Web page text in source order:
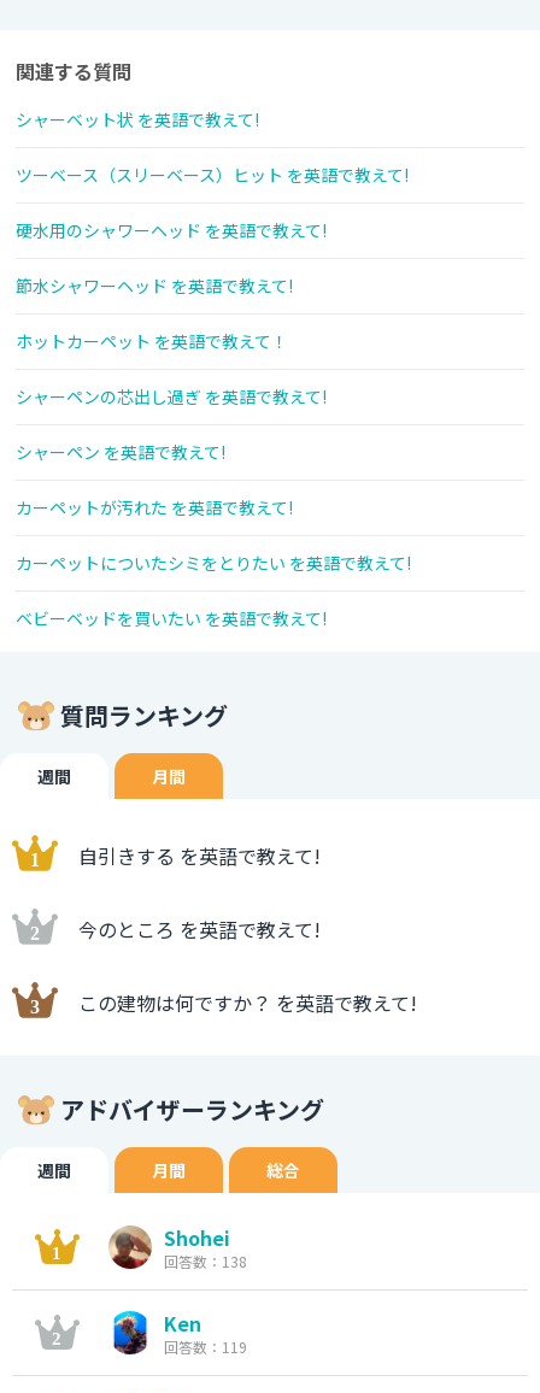
関連する質問
シャーベット状 を英語で教えて!
ツーベース（スリーベース）ヒット を英語で教えて!
硬水用のシャワーヘッド を英語で教えて!
節水シャワーヘッド を英語で教えて!
ホットカーペット を英語で教えて！
シャーペンの芯出し過ぎ を英語で教えて!
シャーペン を英語で教えて!
カーペットが汚れた を英語で教えて!
カーペットについたシミをとりたい を英語で教えて!
ベビーベッドを買いたい を英語で教えて!
質問ランキング
週間 月間
自引きする を英語で教えて!
今のところ を英語で教えて!
この建物は何ですか？ を英語で教えて!
アドバイザーランキング
週間 月間 総合
Shohei
回答数：138
Ken
回答数：119